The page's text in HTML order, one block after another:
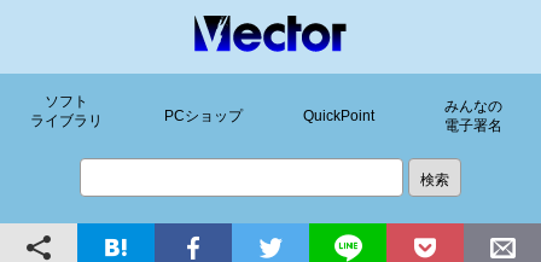
ソフト
ライブラリ
PCショップ QuickPoint
みんなの
電子署名